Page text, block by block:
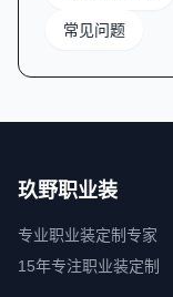
常见问题
玖野职业装
专业职业装定制专家
15年专注职业装定制